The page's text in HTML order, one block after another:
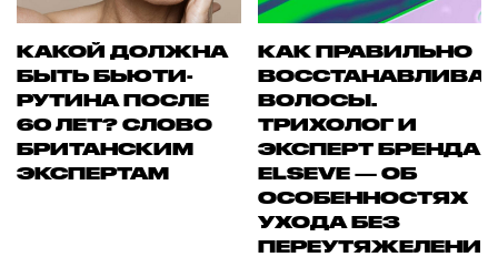
КАКОЙ ДОЛЖНА
БЫТЬ БЬЮТИ-
РУТИНА ПОСЛЕ
60 ЛЕТ? СЛОВО
БРИТАНСКИМ
ЭКСПЕРТАМ
КАК ПРАВИЛЬНО
ВОЛОСЫ.
ТРИХОЛОГ И
ЭКСПЕРТ БРЕНДА
ELSEVE — ОБ
ОСОБЕННОСТЯХ
УХОДА БЕЗ
ПЕРЕУТЯЖЕЛЕНИЯ